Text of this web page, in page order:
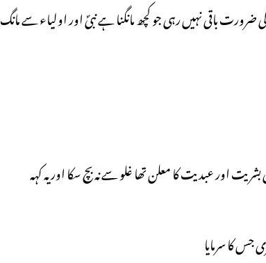
باقی نہیں رہی جو کچھ مانگنا ہے نبیؐ اور اولیاء سے مانگ
اور عبدیت کا معلن تھا غلو سے نہ بچ سکا اور یہ کہہ
جس کا سرمایا